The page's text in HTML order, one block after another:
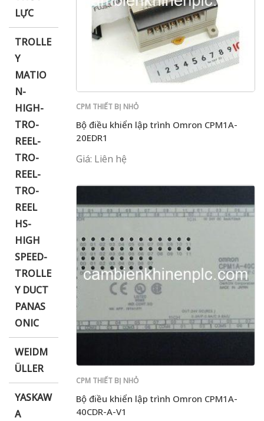
LỰC
TROLLE
Y
MATIO
N-
HIGH-
TRO-
REEL-
TRO-
REEL-
TRO-
REEL
HS-
HIGH
SPEED-
TROLLE
Y DUCT
PANAS
ONIC
WEIDM
ÜLLER
YASKAW
A
CPM THIẾT BỊ NHỎ
Bộ điều khiển lập trình Omron CPM1A-
20EDR1
Giá: Liên hệ
CPM THIẾT BỊ NHỎ
Bộ điều khiển lập trình Omron CPM1A-
40CDR-A-V1